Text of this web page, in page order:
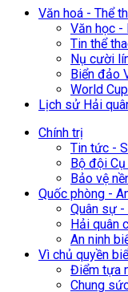
Văn hoá - Thể
Văn học -
Tin thể
Nụ cười
Biển đảo
World
Lịch sử Hải
Chính trị
Tin tức -
Bộ đội
Bảo vệ
Quốc phòng -
Quân sự -
Hải quân
An ninh
Vì chủ quyền
Điểm tựa
Chung